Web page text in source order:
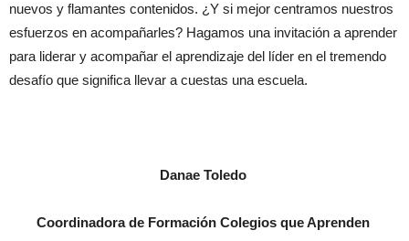
nuevos y flamantes contenidos. ¿Y si mejor centramos nuestros
esfuerzos en acompañarles? Hagamos una invitación a aprender
para liderar y acompañar el aprendizaje del líder en el tremendo
desafío que significa llevar a cuestas una escuela.
Danae Toledo
Coordinadora de Formación Colegios que Aprenden